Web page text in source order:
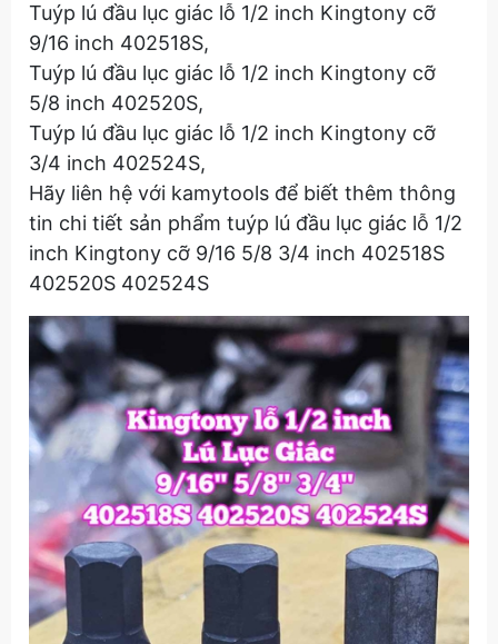
Tuýp lú đầu lục giác lỗ 1/2 inch Kingtony cỡ
9/16 inch 402518S,
Tuýp lú đầu lục giác lỗ 1/2 inch Kingtony cỡ
5/8 inch 402520S,
Tuýp lú đầu lục giác lỗ 1/2 inch Kingtony cỡ
3/4 inch 402524S,
Hãy liên hệ với kamytools để biết thêm thông
tin chi tiết sản phẩm tuýp lú đầu lục giác lỗ 1/2
inch Kingtony cỡ 9/16 5/8 3/4 inch 402518S
402520S 402524S